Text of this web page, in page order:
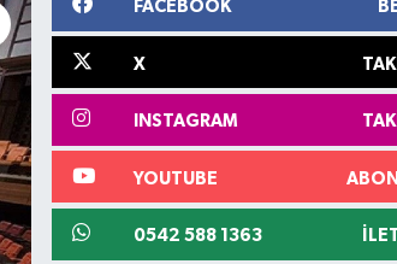
FACEBOOK
X
INSTAGRAM
YOUTUBE
0542 588 1363